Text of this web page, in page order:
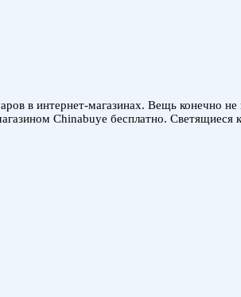
в интернет-магазинах. Вещь конечно
Chinabuye бесплатно.